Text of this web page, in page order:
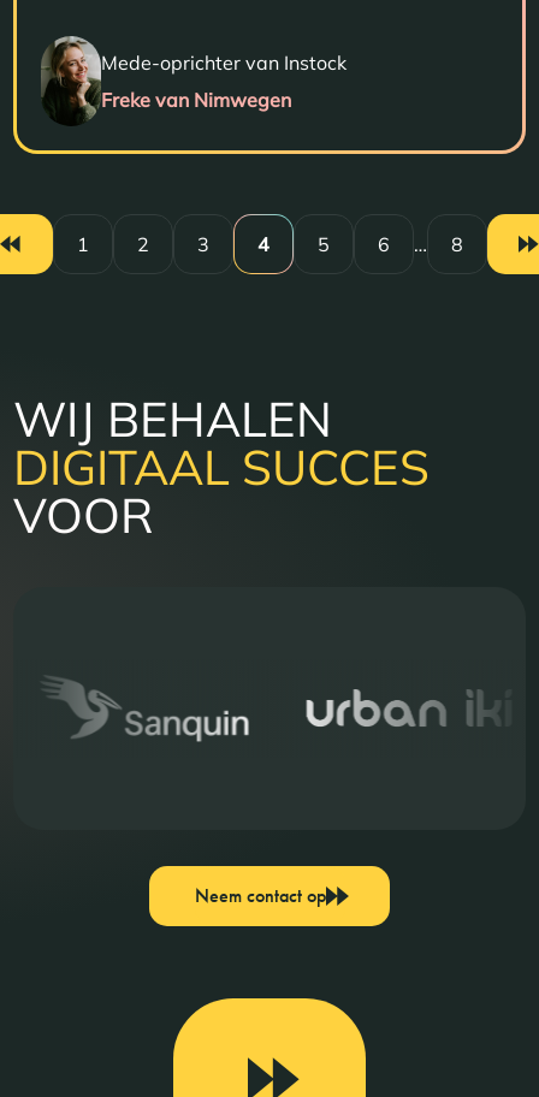
Mede-oprichter van Instock
Freke van Nimwegen
1 2 3 4 5 6 … 8
WIJ BEHALEN
DIGITAAL SUCCES
VOOR
Neem contact op